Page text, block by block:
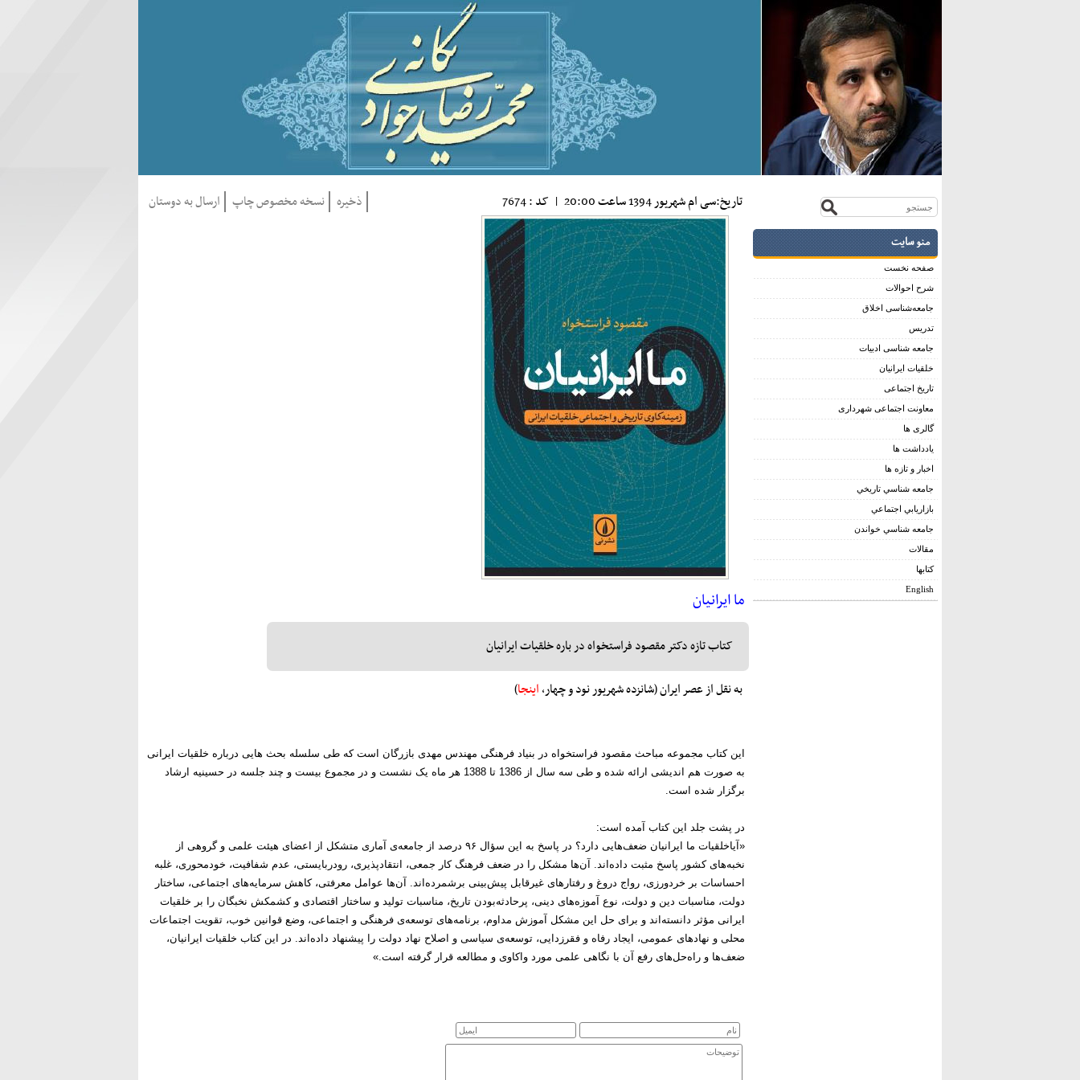
منو سایت
صفحه نخست
شرح احوالات
جامعه‌شناسی اخلاق
تدریس
جامعه شناسی ادبیات
خلقیات ایرانیان
تاریخ اجتماعی
معاونت اجتماعی شهرداری
گالری ها
يادداشت ها
اخبار و تازه ها
جامعه شناسي تاريخي
بازاريابي اجتماعي
جامعه شناسي خواندن
مقالات
کتابها
English
تاريخ:سی ام شهريور 1394 ساعت 20:00 | کد : 7674 ذخيره نسخه مخصوص چاپ ارسال به دوستان
ما ایرانیان
کتاب تازه دکتر مقصود فراستخواه در باره خلقیات ایرانیان
به نقل از عصر ایران (شانزده شهریور نود و چهار،اینجا)
این کتاب مجموعه مباحث مقصود فراستخواه در بنیاد فرهنگی مهندس مهدی بازرگان است که طی سلسله بحث هایی درباره خلقیات ایرانی
به صورت هم اندیشی ارائه شده و طی سه سال از 1386 تا 1388 هر ماه یک نشست و در مجموع بیست و چند جلسه در حسینیه ارشاد
برگزار شده است.
در پشت جلد این کتاب آمده است:
«آیاخلقیات ما ایرانیان ضعف‌هایی دارد؟ در پاسخ به این سؤال ۹۶ درصد از جامعه‌ی آماری متشکل از اعضای هیئت علمی و گروهی از
نخبه‌های کشور پاسخ مثبت داده‌اند. آن‌ها مشکل را در ضعف فرهنگ کار جمعی، انتقادپذیری، رودربایستی، عدم شفافیت، خودمحوری، غلبه
احساسات بر خردورزی، رواج دروغ و رفتارهای غیرقابل‌ پیش‌بینی برشمرده‌اند. آن‌ها عوامل معرفتی، کاهش سرمایه‌های اجتماعی، ساختار
دولت، مناسبات دین و دولت، نوع آموزه‌های دینی، پرحادثه‌بودن تاریخ، مناسبات تولید و ساختار اقتصادی و کشمکش نخبگان را بر خلقیات
ایرانی مؤثر دانسته‌اند و برای حل این مشکل آموزش مداوم، برنامه‌های توسعه‌ی فرهنگی و اجتماعی، وضع قوانین خوب، تقویت اجتماعات
محلی و نهادهای عمومی، ایجاد رفاه و فقرزدایی، توسعه‌ی سیاسی و اصلاح نهاد دولت را پیشنهاد داده‌اند. در این کتاب خلقیات ایرانیان،
ضعف‌ها و راه‌حل‌های رفع آن با نگاهی علمی مورد واکاوی و مطالعه قرار گرفته است.»